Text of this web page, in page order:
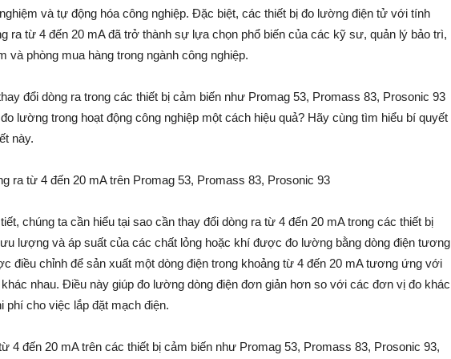
và tự động hóa công nghiệp. Đặc biệt, các thiết bị đo lường điện tử với tính
ra từ 4 đến 20 mA đã trở thành sự lựa chọn phổ biến của các kỹ sư, quản lý bảo trì,
và phòng mua hàng trong ngành công nghiệp.
đổi dòng ra trong các thiết bị cảm biến như Promag 53, Promass 83, Prosonic 93
lường trong hoạt động công nghiệp một cách hiệu quả? Hãy cùng tìm hiểu bí quyết
này.
ra từ 4 đến 20 mA trên Promag 53, Promass 83, Prosonic 93
chúng ta cần hiểu tại sao cần thay đổi dòng ra từ 4 đến 20 mA trong các thiết bị
lượng và áp suất của các chất lỏng hoặc khí được đo lường bằng dòng điện tương
điều chỉnh để sản xuất một dòng điện trong khoảng từ 4 đến 20 mA tương ứng với
nhau. Điều này giúp đo lường dòng điện đơn giản hơn so với các đơn vị đo khác
cho việc lắp đặt mạch điện.
4 đến 20 mA trên các thiết bị cảm biến như Promag 53, Promass 83, Prosonic 93,